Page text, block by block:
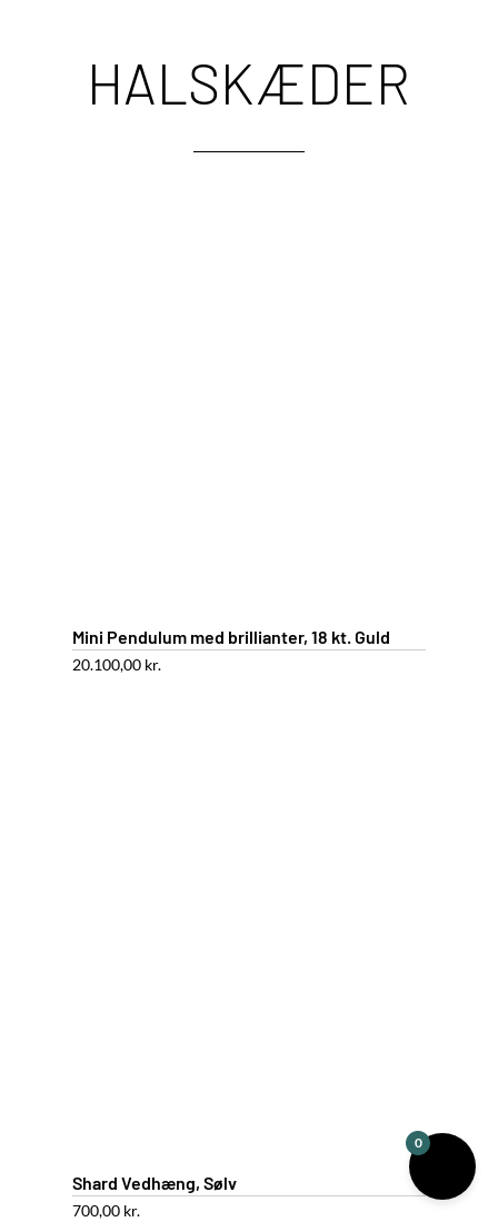
HALSKÆDER
Mini Pendulum med brillianter, 18 kt. Guld
20.100,00 kr.
Shard Vedhæng, Sølv
700,00 kr.
0